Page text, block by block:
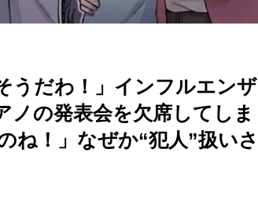
うだわ！」インフルエンザ
の発表会を欠席してしま
！」なぜか“犯人”扱いさ